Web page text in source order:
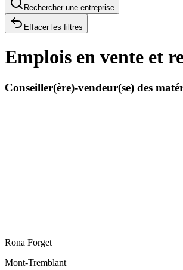
Rechercher une entreprise
Effacer les filtres
Emplois en vente et
Conseiller(ère)-vendeur(se) des
Rona Forget
Mont-Tremblant